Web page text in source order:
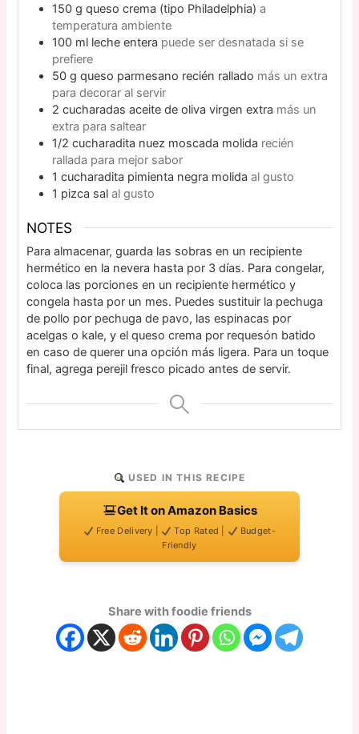
150 g queso crema (tipo Philadelphia) a
temperatura ambiente
100 ml leche entera puede ser desnatada si se
prefiere
50 g queso parmesano recién rallado más un extra
para decorar al servir
2 cucharadas aceite de oliva virgen extra más un
extra para saltear
1/2 cucharadita nuez moscada molida recién
rallada para mejor sabor
1 cucharadita pimienta negra molida al gusto
1 pizca sal al gusto
NOTES
Para almacenar, guarda las sobras en un recipiente
hermético en la nevera hasta por 3 días. Para congelar,
coloca las porciones en un recipiente hermético y
congela hasta por un mes. Puedes sustituir la pechuga
de pollo por pechuga de pavo, las espinacas por
acelgas o kale, y el queso crema por requesón batido
en caso de querer una opción más ligera. Para un toque
final, agrega perejil fresco picado antes de servir.
USED IN THIS RECIPE
Get It on Amazon Basics
Free Delivery | Top Rated |
Budget-
Friendly
Share with foodie friends